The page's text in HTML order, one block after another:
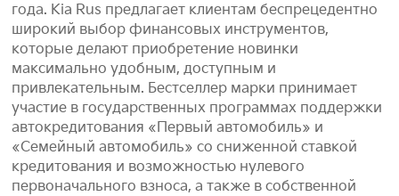
года. Kia Rus предлагает клиентам беспрецедентно
широкий выбор финансовых инструментов,
которые делают приобретение новинки
максимально удобным, доступным и
привлекательным. Бестселлер марки принимает
участие в государственных программах поддержки
автокредитования «Первый автомобиль» и
«Семейный автомобиль» со сниженной ставкой
кредитования и возможностью нулевого
первоначального взноса, а также в собственной